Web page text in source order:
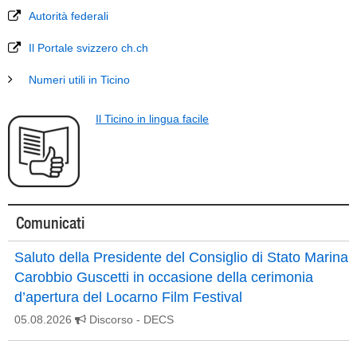
Autorità federali
Il Portale svizzero ch.ch
Numeri utili in Ticino
Il Ticino in lingua facile
Comunicati
Saluto della Presidente del Consiglio di Stato Marina
Carobbio Guscetti in occasione della cerimonia
d’apertura del Locarno Film Festival
05.08.2026 Discorso - DECS